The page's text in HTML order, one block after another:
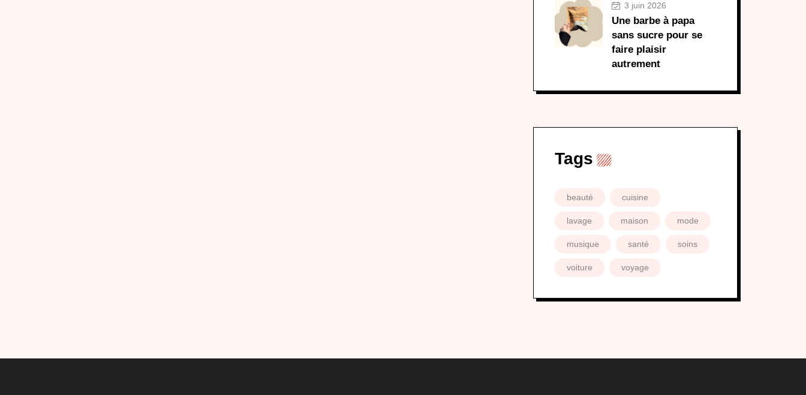
3 juin 2026
Une barbe à papa
sans sucre pour se
faire plaisir
autrement
Tags
beauté cuisine
lavage maison mode
musique santé soins
voiture voyage